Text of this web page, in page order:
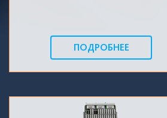
ПОДРОБНЕЕ